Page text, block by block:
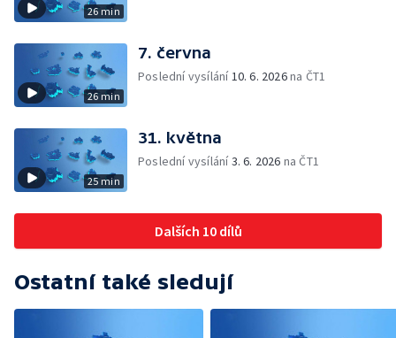
26 min
26 min
7. června
Poslední vysílání10. 6. 2026na ČT1
25 min
31. května
Poslední vysílání3. 6. 2026 na ČT1
Dalších 10 dílů
Ostatní také sledují